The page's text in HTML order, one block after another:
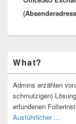
Seitenleisten-
Widgetbereich
What?
Admins erzählen
schmutzigen)
erfundenen
Ausführlicher ...